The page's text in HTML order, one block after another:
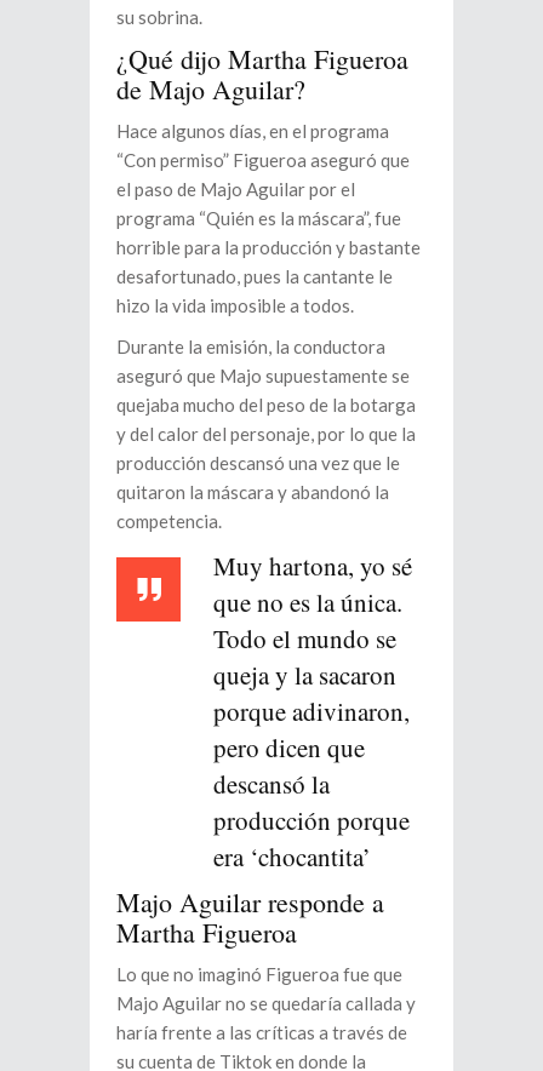
su sobrina.
¿Qué dijo Martha Figueroa
de Majo Aguilar?
Hace algunos días, en el programa
“Con permiso” Figueroa aseguró que
el paso de Majo Aguilar por el
programa “Quién es la máscara”, fue
horrible para la producción y bastante
desafortunado, pues la cantante le
hizo la vida imposible a todos.
Durante la emisión, la conductora
aseguró que Majo supuestamente se
quejaba mucho del peso de la botarga
y del calor del personaje, por lo que la
producción descansó una vez que le
quitaron la máscara y abandonó la
competencia.
Muy hartona, yo sé
que no es la única.
Todo el mundo se
queja y la sacaron
porque adivinaron,
pero dicen que
descansó la
producción porque
era ‘chocantita’
Majo Aguilar responde a
Martha Figueroa
Lo que no imaginó Figueroa fue que
Majo Aguilar no se quedaría callada y
haría frente a las críticas a través de
su cuenta de Tiktok en donde la